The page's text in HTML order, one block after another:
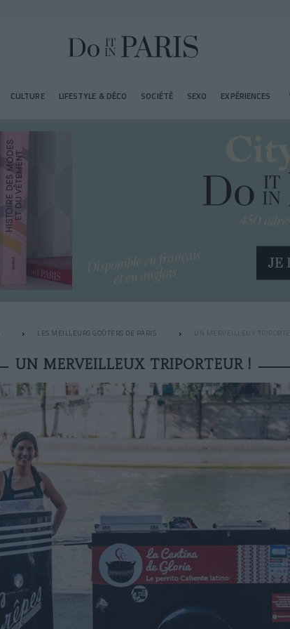
CULTURE LIFESTYLE & DÉCO SOCIÉTÉ SEXO EXPÉRIENCES
LES MEILLEURS GOÛTERS DE PARIS UN MERVEILLEUX
UN MERVEILLEUX TRIPORTEUR !